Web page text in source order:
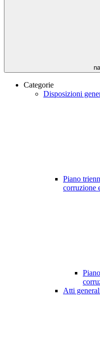
Categorie
Disposizioni
Piano
corruzione
Atti